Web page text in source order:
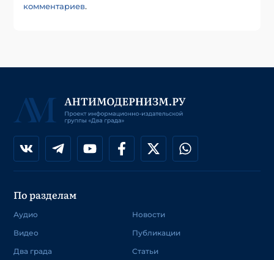
комментариев.
По разделам
Аудио
Видео
Два града
Новости
Публикации
Статьи